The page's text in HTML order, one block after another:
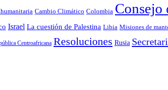
Cambio Climático Colombia Consejo
Israel La cuestión de Palestina Libia Misiones de
Centroafricana Resoluciones Rusia